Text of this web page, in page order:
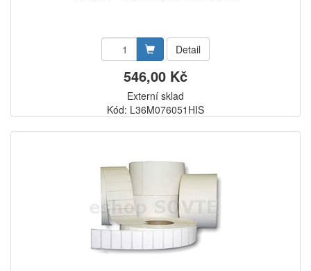
Detail
546,00 Kč
Externí sklad
Kód: L36M076051HIS